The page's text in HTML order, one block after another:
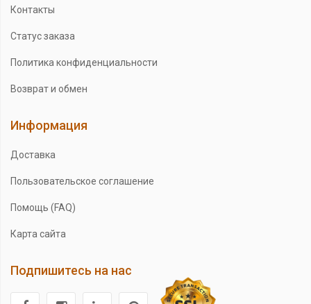
Контакты
Статус заказа
Политика конфиденциальности
Возврат и обмен
Информация
Доставка
Пользовательское соглашение
Помощь (FAQ)
Карта сайта
Подпишитесь на нас